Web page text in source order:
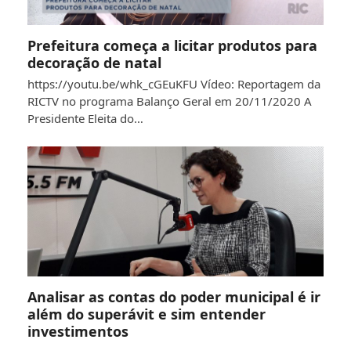
Prefeitura começa a licitar produtos para
decoração de natal
https://youtu.be/whk_cGEuKFU Vídeo: Reportagem da
RICTV no programa Balanço Geral em 20/11/2020 A
Presidente Eleita do…
Analisar as contas do poder municipal é ir
além do superávit e sim entender
investimentos